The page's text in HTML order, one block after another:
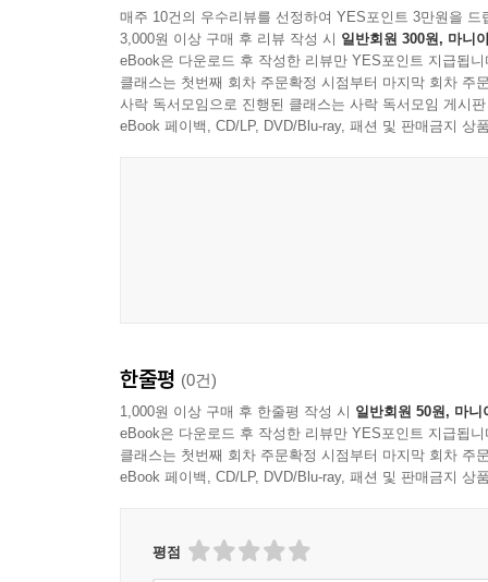
매주 10건의 우수리뷰를 선정하여 YES포인트 3만원을 드
3,000원 이상 구매 후 리뷰 작성 시 일반회원 300원, 마니
eBook은 다운로드 후 작성한 리뷰만 YES포인트 지급됩니
클래스는 첫번째 회차 주문확정 시점부터 마지막 회차 주
사락 독서모임으로 진행된 클래스는 사락 독서모임 게시
eBook 페이백, CD/LP, DVD/Blu-ray, 패션 및 판매금지 상
한줄평 (0건)
1,000원 이상 구매 후 한줄평 작성 시 일반회원 50원, 마니
eBook은 다운로드 후 작성한 리뷰만 YES포인트 지급됩니
클래스는 첫번째 회차 주문확정 시점부터 마지막 회차 주
eBook 페이백, CD/LP, DVD/Blu-ray, 패션 및 판매금지 상
평점